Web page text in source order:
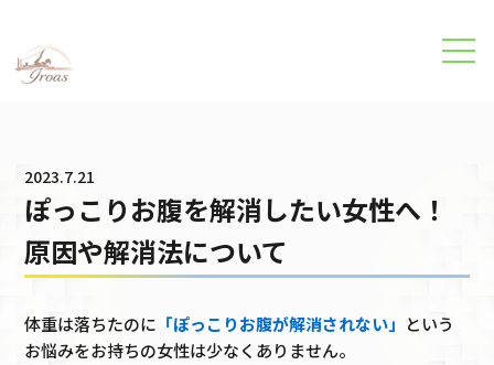
パーソナルトレーニング・美容整体のイロアスジム ›ぽっ
2023.7.21
ぽっこりお腹を解消したい女性へ！
原因や解消法について
体重は落ちたのに 「ぽっこりお腹が解消されない」 という
お悩みをお持ちの女性は少なくありません。